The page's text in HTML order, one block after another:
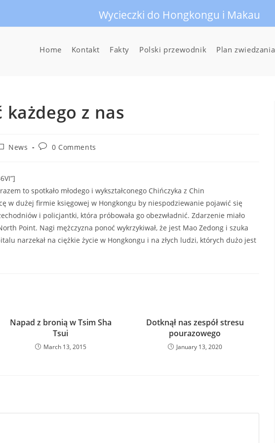
Wycieczki do Hongkongu i Makau
Home Kontakt Fakty Polski przewodnik Plan zwiedzania
z nas
News
Post0 Comments
to spotkało młodego i wykształconego Chińczyka z Chin
w dużej firmie księgowej w Hongkongu by niespodziewanie pojawić się
i policjantki, która próbowała go obezwładnić. Zdarzenie miało
Point. Nagi mężczyzna ponoć wykrzykiwał, że jest Mao Zedong i szuka
narzekał na ciężkie życie w Hongkongu i na złych ludzi, których dużo jest
Napad z bronią w Tsim Sha
Tsui
March 13, 2015
Dotknął nas zespół stresu
pourazowego
January 13, 2020